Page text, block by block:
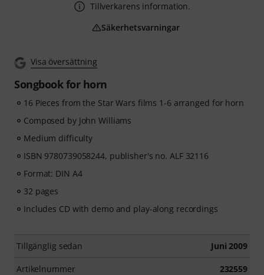
Visa översättning
Songbook for horn
16 Pieces from the Star Wars films 1-6 arranged for horn
Composed by John Williams
Medium difficulty
ISBN 9780739058244, publisher's no. ALF 32116
Format: DIN A4
32 pages
Includes CD with demo and play-along recordings
Tillgänglig sedan Juni 2009
Artikelnummer 232559
Tillverkarens information.
Säkerhetsvarningar